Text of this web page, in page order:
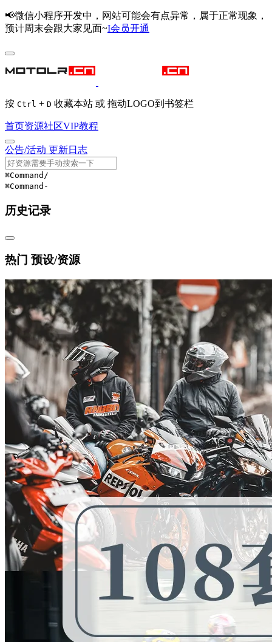
📢微信小程序开发中，网站可能会有点异常，属于正常现象，
预计周末会跟大家见面~I会员开通
按 Ctrl + D 收藏本站 或 拖动LOGO到书签栏
首页资源社区VIP教程
公告/活动 更新日志
⌘Command /
⌘Command -
历史记录
热门 预设/资源